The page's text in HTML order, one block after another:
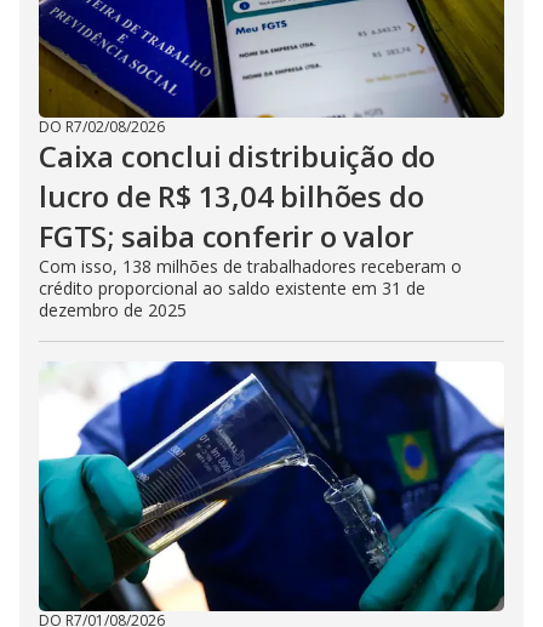
DO R7/02/08/2026
Caixa conclui distribuição do
lucro de R$ 13,04 bilhões do
FGTS; saiba conferir o valor
Com isso, 138 milhões de trabalhadores receberam o
crédito proporcional ao saldo existente em 31 de
dezembro de 2025
DO R7/01/08/2026